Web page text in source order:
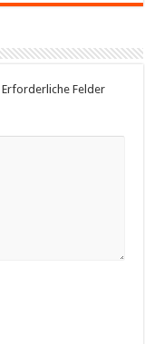
Erforderliche Felder